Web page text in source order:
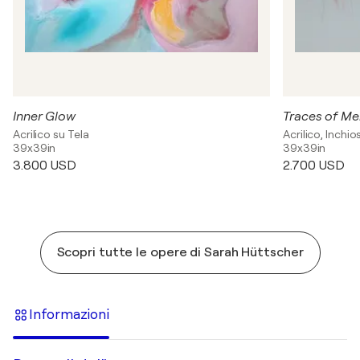
Inner Glow
Acrilico su Tela
39x39in
3.800 USD
Traces of
Acrilico,
39x39in
2.700 USD
Scopri tutte le opere di Sarah Hüttscher
Informazioni